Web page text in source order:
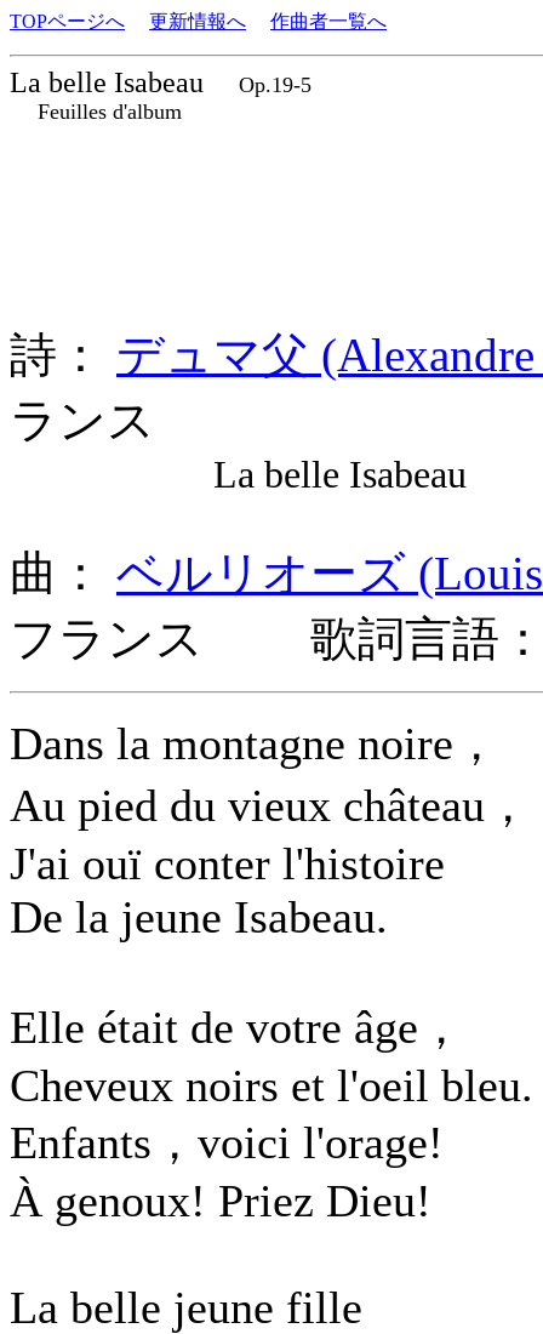
TOPページへ 更新情報へ 作曲者一覧へ
La belle Isabeau
Op.19-5
Feuilles d'album
詩： デュマ父 (Alexandre
ランス
La belle Isabeau
曲： ベルリオーズ
フランス 歌詞言語：
Dans la montagne noire，
Au pied du vieux château，
J'ai ouï conter l'histoire
De la jeune Isabeau.
Elle était de votre âge，
Cheveux noirs et l'oeil bleu.
Enfants，voici l'orage!
À genoux! Priez Dieu!
La belle jeune fille